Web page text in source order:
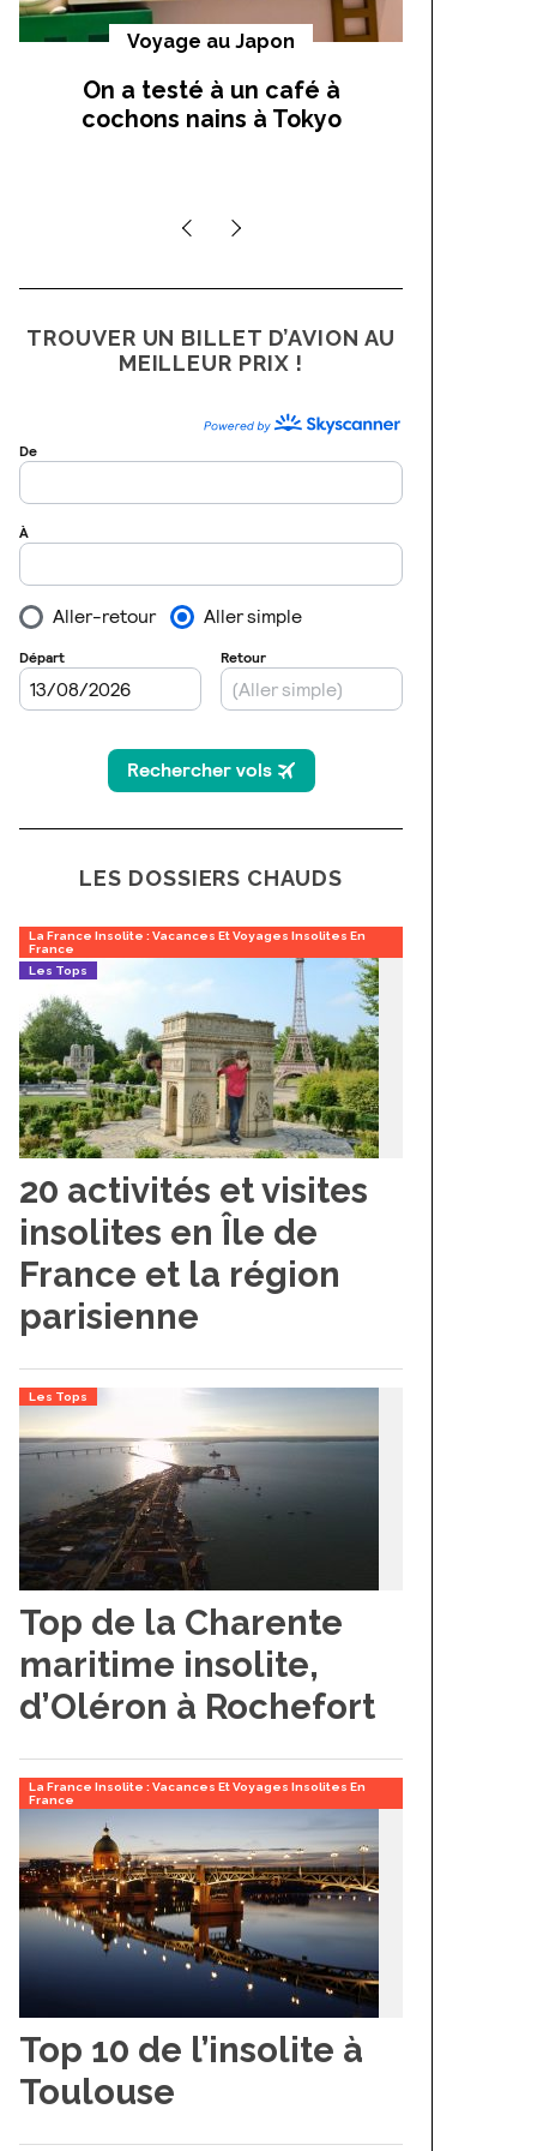
Voyage au Japon
On a testé à un café à
cochons nains à Tokyo
TROUVER UN BILLET D’AVION AU
MEILLEUR PRIX !
LES DOSSIERS CHAUDS
La France Insolite : Vacances Et Voyages Insolites En
France
Les Tops
20 activités et visites
insolites en Île de
France et la région
parisienne
Les Tops
Top de la Charente
maritime insolite,
d’Oléron à Rochefort
La France Insolite : Vacances Et Voyages Insolites En
France
Top 10 de l’insolite à
Toulouse